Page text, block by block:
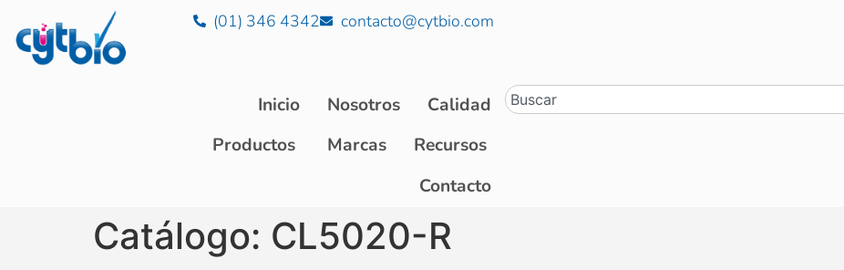
(01) 346 4342 contacto@cytbio.com
Inicio Nosotros
Calidad
Productos
Marcas
Recursos
Contacto
Catálogo: CL5020-R